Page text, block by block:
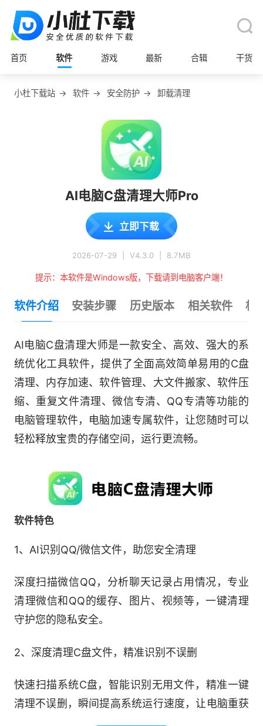
首页 软件 游戏 最新 合辑 干货
小杜下载站 → 软件 → 安全防护 → 卸载清理
AI电脑C盘清理大师Pro
立即下载
2026-07-29 V4.3.0 8.7MB
提示：本软件是Windows版，下载请到电脑客户端！
软件介绍 安装步骤 历史版本 相关软件 相
AI电脑C盘清理大师是一款安全、高效、强大的系
统优化工具软件，提供了全面高效简单易用的C盘
清理、内存加速、软件管理、大文件搬家、软件压
缩、重复文件清理、微信专清、QQ专清等功能的
电脑管理软件，电脑加速专属软件，让您随时可以
轻松释放宝贵的存储空间，运行更流畅。
软件特色
1、AI识别QQ/微信文件，助您安全清理
深度扫描微信QQ，分析聊天记录占用情况，专业
清理微信和QQ的缓存、图片、视频等，一键清理
守护您的隐私安全。
2、深度清理C盘文件，精准识别不误删
快速扫描系统C盘，智能识别无用文件，精准一键
清理不误删，瞬间提高系统运行速度，让电脑重获